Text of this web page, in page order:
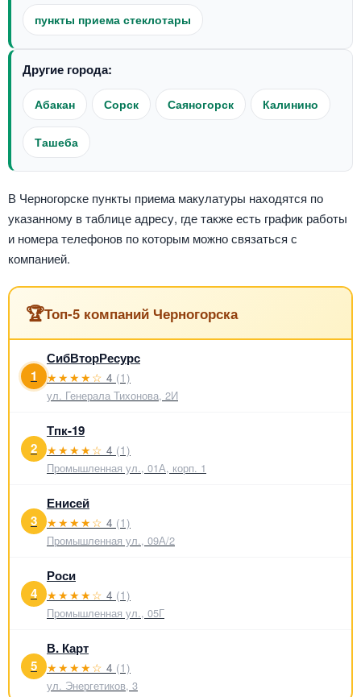
пункты приема стеклотары
Другие города:
Абакан Сорск Саяногорск Калинино
Ташеба
В Черногорске пункты приема макулатуры находятся по
указанному в таблице адресу, где также есть график работы
и номера телефонов по которым можно связаться с
компанией.
🏆Топ-5 компаний Черногорска
1
СибВторРесурс
★★★★☆ 4 (1)
ул. Генерала Тихонова, 2И
2
Тпк-19
★★★★☆ 4 (1)
Промышленная ул., 01А, корп. 1
3
Енисей
★★★★☆ 4 (1)
Промышленная ул., 09А/2
4
Роси
★★★★☆ 4 (1)
Промышленная ул., 05Г
5
В. Карт
★★★★☆ 4 (1)
ул. Энергетиков, 3